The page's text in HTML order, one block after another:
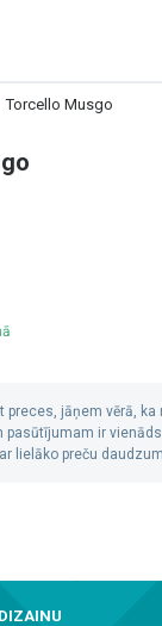
Torcello Musgo
preces, jāņem vērā,
pasūtījumam ir
lielāko preču